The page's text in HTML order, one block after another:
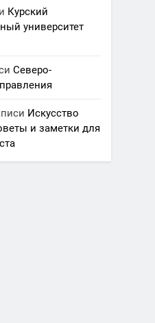
Курский
университет
Северо-
Искусство
и заметки для